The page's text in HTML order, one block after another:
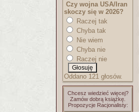
Czy wojna USA/Iran
skoczy się w 2026?
Raczej tak
Chyba tak
Nie wiem
Chyba nie
Raczej nie
Oddano 121 głosów.
Chcesz wiedzieć więcej?
Zamów dobrą książkę.
Propozycje Racjonalisty: